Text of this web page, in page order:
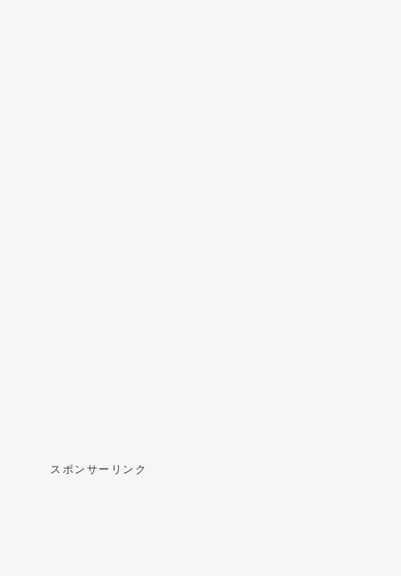
スポンサーリンク